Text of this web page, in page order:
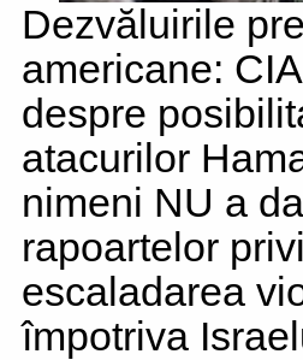
Dezvăluirile
americane:
despre
atacurilor
nimeni NU a
rapoartelor
escaladarea
împotriva